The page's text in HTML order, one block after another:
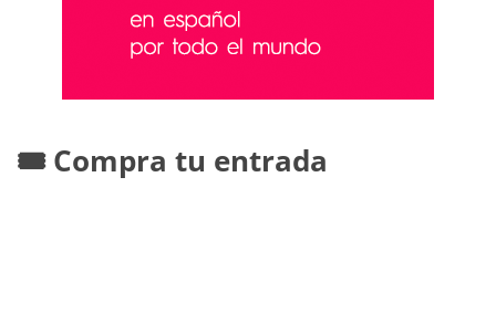
🎟️ Compra tu entrada